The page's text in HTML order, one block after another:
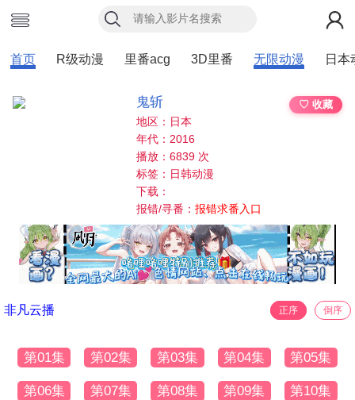
首页 R级动漫 里番acg 3D里番 无限动漫 日本
鬼斩
♡ 收藏
地区：日本
年代：2016
播放：6839 次
标签：日韩动漫
下载：
报错/寻番：报错求番入口
非凡云播 正序 倒序
第01集 第02集 第03集 第04集 第05集
第06集 第07集 第08集 第09集 第10集